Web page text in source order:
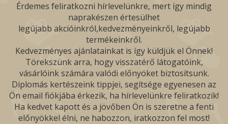
Érdemes feliratkozni hírlevelünkre, mert így mindig
naprakészen értesülhet
legújabb akcióinkról,kedvezményeinkről, legújabb
termékeinkről.
Kedvezményes ajánlatainkat is így küldjük el Önnek!
Törekszünk arra, hogy visszatérő látogatóink,
vásárlóink számára valódi előnyöket biztosítsunk.
Diplomás kertészeink tippjei, segítsége egyenesen az
Ön email fiókjába érkezik, ha hírlevelünkre feliratkozik!
Ha kedvet kapott és a jövőben Ön is szeretne a fenti
előnyökkel élni, ne habozzon, iratkozzon fel most!